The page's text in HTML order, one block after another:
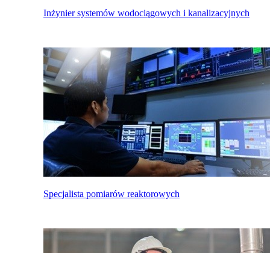
Inżynier systemów wodociągowych i kanalizacyjnych
Specjalista pomiarów reaktorowych